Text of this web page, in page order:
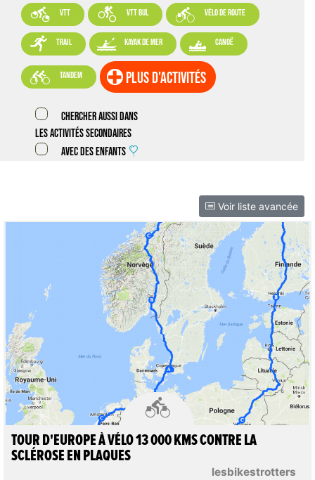
 VTT  VTT BUL  vélo de route
 trail  kayak de mer  canoë
 tandem plus d'activités
Chercher aussi dans
les activités secondaires
Avec des enfants
Voir liste avancée

lesbikestrotters
TOUR D'EUROPE À VÉLO 13 000 KMS CONTRE LA
SCLÉROSE EN PLAQUES